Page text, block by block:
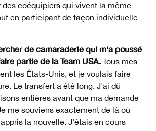
coéquipiers qui vivent la même
en participant de façon individuelle
de camaraderie qui m'a poussé
partie de la Team USA. Tous mes
les États-Unis, et je voulais faire
Le transfert a été long. J'ai dû
entières avant que ma demande
me souviens exactement de là où
la nouvelle. J'étais en cours